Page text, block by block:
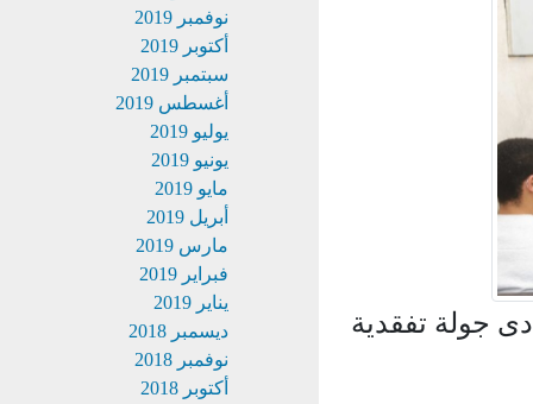
جولة تفقدية
نوفمبر 2019
أكتوبر 2019
سبتمبر 2019
أغسطس 2019
يوليو 2019
يونيو 2019
مايو 2019
أبريل 2019
مارس 2019
فبراير 2019
يناير 2019
ديسمبر 2018
نوفمبر 2018
أكتوبر 2018